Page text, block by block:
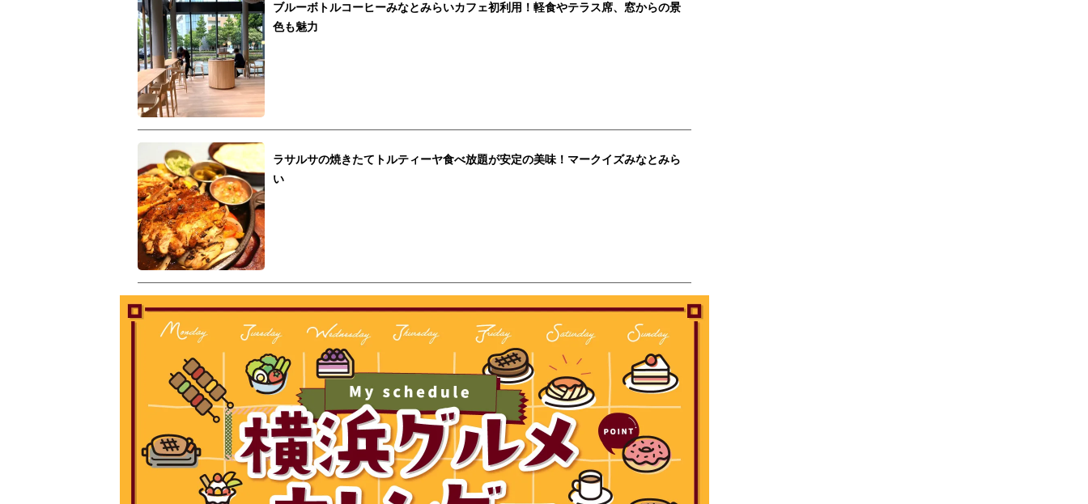
ブルーボトルコーヒーみなとみらいカフェ初利用！軽食やテラス席、窓からの景
色も魅力
ラサルサの焼きたてトルティーヤ食べ放題が安定の美味！マークイズみなとみら
い